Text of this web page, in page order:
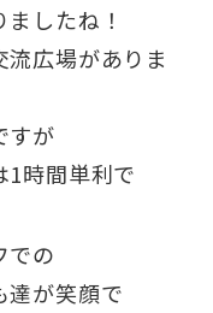
したね！
広場がありま
すが
1時間単利で
での
達が笑顔で